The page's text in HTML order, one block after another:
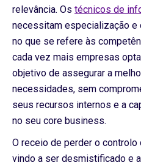
relevância. Os técnicos de
necessitam especialização e
no que se refere às
cada vez mais empresas
objetivo de assegurar a
necessidades, sem
seus recursos internos e a
no seu core business.
O receio de perder o
vindo a ser desmistificado e